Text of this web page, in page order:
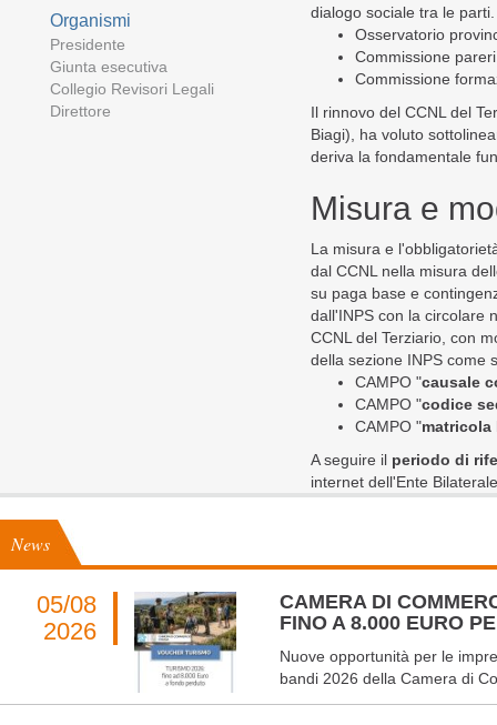
Organismi
Presidente
Giunta esecutiva
Collegio Revisori Legali
Direttore
dialogo sociale tra le
Osservatorio
Commissione
Commissione
Il rinnovo del CCNL del
Biagi), ha voluto
deriva la fondamentale
Misura e
La misura e
dal CCNL nella misura
su paga base e
dall'INPS con la circolare
CCNL del Terziario, con
della sezione INPS come
CAMPO "causale
CAMPO "codice
CAMPO "matricola
A seguire il periodo di
internet dell'Ente
News
05/08
2026
CAMERA DI
FINO A 8.000 EURO
Nuove opportunità per le
bandi 2026 della Camera di